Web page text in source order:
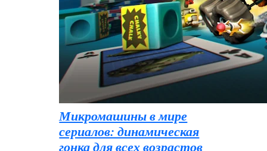
Микромашины в мире
сериалов: динамическая
гонка для всех возрастов